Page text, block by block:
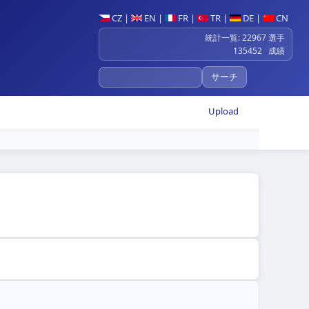
CZ | EN | FR | TR | DE | CN
統計一覧: 22967 選手
135452 成績
Upload